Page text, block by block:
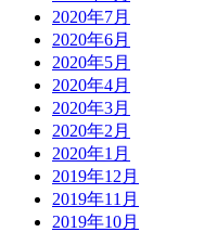
2020年7月
2020年6月
2020年5月
2020年4月
2020年3月
2020年2月
2020年1月
2019年12月
2019年11月
2019年10月